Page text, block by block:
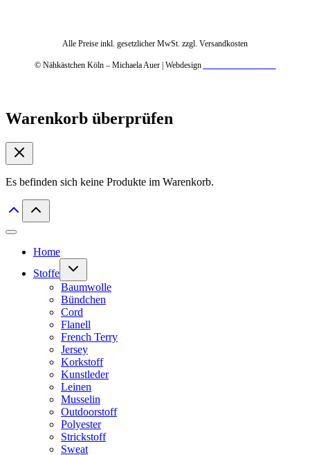
Alle Preise inkl. gesetzlicher MwSt. zzgl. Versandkosten
© Nähkästchen Köln – Michaela Auer | Webdesign
Warenkorb überprüfen
Es befinden sich keine Produkte im Warenkorb.
Home
Stoffe
Untermenü
umschalten
Baumwolle
Bündchen
Cord
Flanell
French Terry
Jersey
Korkstoff
Kunstleder
Leinen
Musselin
Outdoorstoff
Polyester
Strickstoff
Sweat